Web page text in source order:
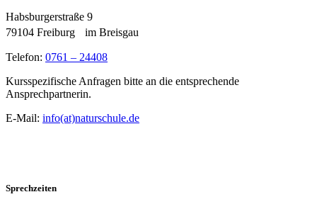
Habsburgerstraße 9
79104 Freiburg im Breisgau
Telefon: 0761 – 24408
Kursspezifische Anfragen bitte an die entsprechende
Ansprechpartnerin.
E-Mail: info(at)naturschule.de
Sprechzeiten